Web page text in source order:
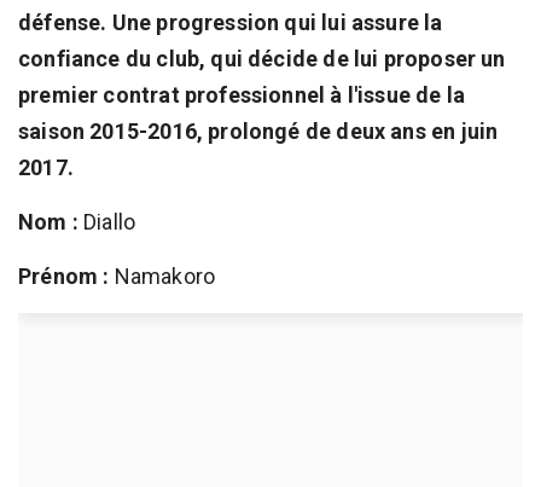
défense. Une progression qui lui assure la
confiance du club, qui décide de lui proposer un
premier contrat professionnel à l'issue de la
saison 2015-2016, prolongé de deux ans en juin
2017.
Nom : Diallo
Prénom : Namakoro